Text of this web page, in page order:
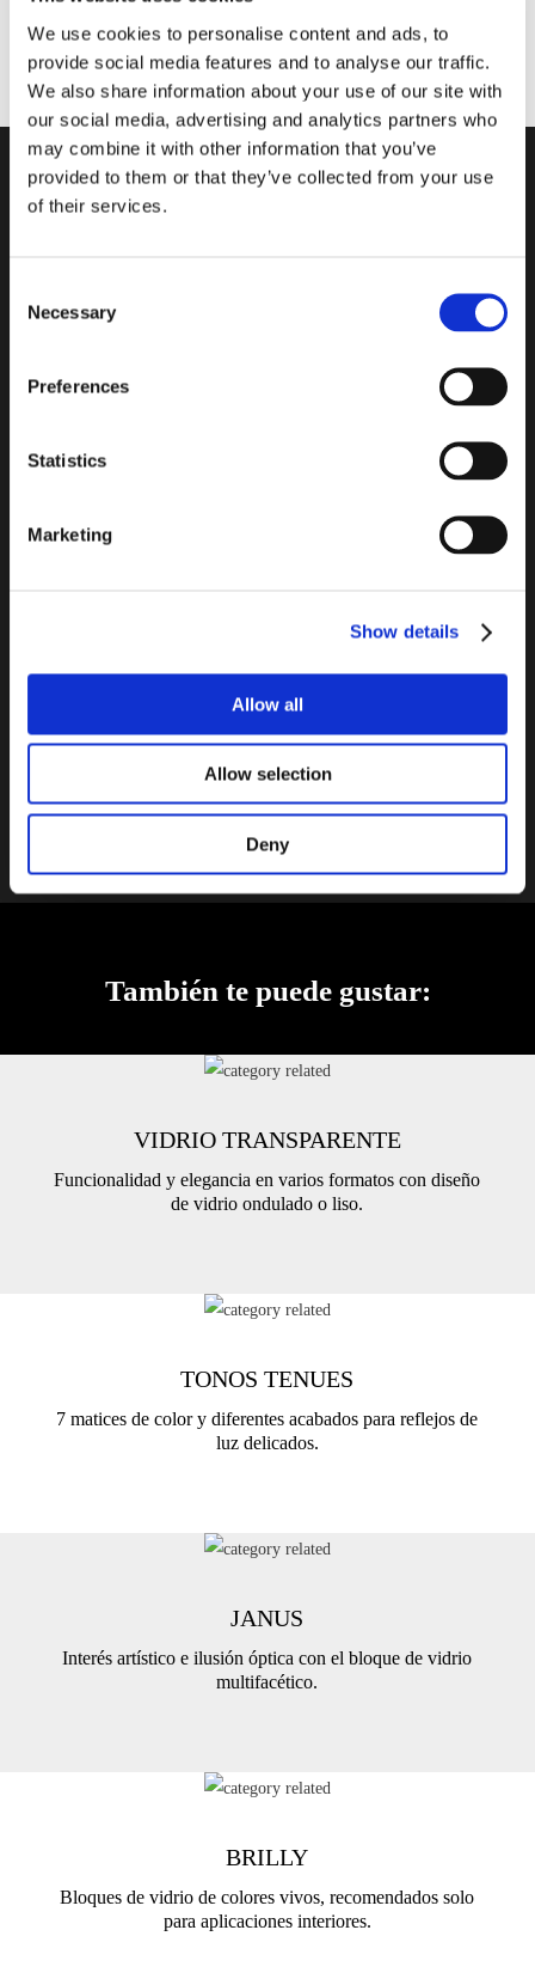
We use cookies to personalise content and ads, to
provide social media features and to analyse our traffic.
We also share information about your use of our site with
our social media, advertising and analytics partners who
may combine it with other information that you’ve
provided to them or that they’ve collected from your use
of their services.
Selection
Necessary
Preferences
Statistics
Marketing
Show details
Allow all
Allow selection
Deny
projects in which character,
main attractions.
Bloque de vidrio diseñado para estructuras verticales en una
cuenten con flexibilidad y versatilidad mayores en las
son perfectos para proyectos especiales en los que el carácter, la
También te puede gustar:
VIDRIO TRANSPARENTE
Funcionalidad y elegancia en varios formatos con diseño
de vidrio ondulado o liso.
TONOS TENUES
7 matices de color y diferentes acabados para reflejos de
luz delicados.
JANUS
Interés artístico e ilusión óptica con el bloque de vidrio
multifacético.
BRILLY
Bloques de vidrio de colores vivos, recomendados solo
para aplicaciones interiores.